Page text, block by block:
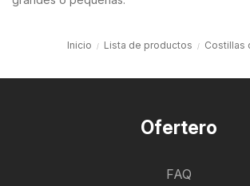
Inicio Lista de productos Costillas
Ofertero
FAQ